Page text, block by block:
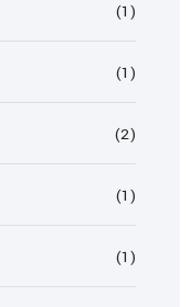
(1)
(1)
(2)
(1)
(1)